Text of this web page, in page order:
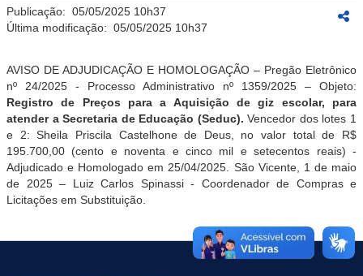
Publicação: 05/05/2025 10h37
Última modificação: 05/05/2025 10h37
AVISO DE ADJUDICAÇÃO E HOMOLOGAÇÃO – Pregão Eletrônico
nº 24/2025 - Processo Administrativo nº 1359/2025 – Objeto:
Registro de Preços para a Aquisição de giz escolar, para
atender aSecretaria de Educação (Seduc). Vencedor dos lotes 1
e 2: Sheila Priscila Castelhone de Deus, no valor total de R$
195.700,00 (cento e noventa e cinco mil e setecentos reais) -
Adjudicado e Homologado em 25/04/2025. São Vicente, 1 de maio
de 2025 – Luiz Carlos Spinassi - Coordenador de Compras e
Licitações em Substituição.